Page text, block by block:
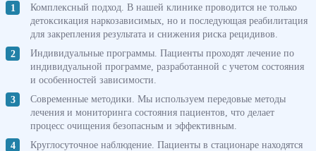
Комплексный подход. В нашей клинике проводится не только
детоксикация наркозависимых, но и последующая реабилитация
для закрепления результата и снижения риска рецидивов.
Индивидуальные программы. Пациенты проходят лечение по
индивидуальной программе, разработанной с учетом состояния
и особенностей зависимости.
Современные методики. Мы используем передовые методы
лечения и мониторинга состояния пациентов, что делает
процесс очищения безопасным и эффективным.
Круглосуточное наблюдение. Пациенты в стационаре находятся